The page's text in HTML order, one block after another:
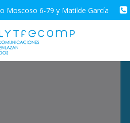
Moscoso 6-79 y Matilde García